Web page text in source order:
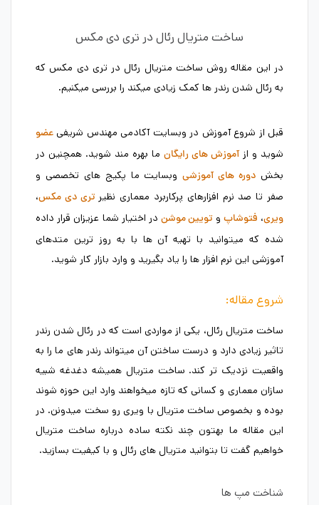
ساخت متریال رئال در تری دی مکس
در این مقاله روش ساخت متریال رئال در تری دی مکس که
به رئال شدن رندر ها کمک زیادی میکند را بررسی میکنیم.
قبل از شروع آموزش در وبسایت آکادمی مهندس شریفی عضو
شوید و ازآموزش های رایگان ما بهره مند شوید. همچنین در
بخش دوره های آموزشیوبسایت ما پکیج های تخصصی و
صفر تا صد نرم افزارهای پرکاربرد معماری نظیرتری دی مکس،
ویری، فتوشاپ و تویین موشندر اختیار شما عزیزان قرار داده
شده که میتوانید با تهیه آن ها با به روز ترین متدهای
آموزشی این نرم افزار ها را یاد بگیرید و وارد بازار کار شوید.
شروع مقاله:
ساخت متریال رئال، یکی از مواردی است که در رئال شدن رندر
تاثیر زیادی دارد و درست ساختن آن میتواند رندر های ما را به
واقعیت نزدیک تر کند. ساخت متریال همیشه دغدغه شبیه
سازان معماری و کسانی که تازه میخواهند وارد این حوزه شوند
بوده و بخصوص ساخت متریال با ویری رو سخت میدونن. در
این مقاله ما بهتون چند نکته ساده درباره ساخت متریال
خواهیم گفت تا بتوانید متریال های رئال و با کیفیت بسازید.
شناخت مپ ها